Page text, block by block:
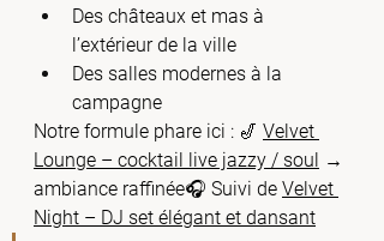
Des châteaux et mas à
l’extérieur de la ville
Des salles modernes à la
campagne
Notre formule phare ici : 🎷 Velvet
Lounge – cocktail live jazzy / soul →
ambiance raffinée🎧 Suivi de Velvet
Night – DJ set élégant et dansant